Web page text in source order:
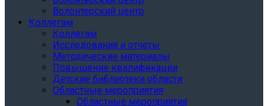
Волонтерский центр
Коллегам
Коллегам
Исследования и отчеты
Методические материалы
Повышение квалификации
Детские библиотеки области
Областные мероприятия
Областные мероприятия